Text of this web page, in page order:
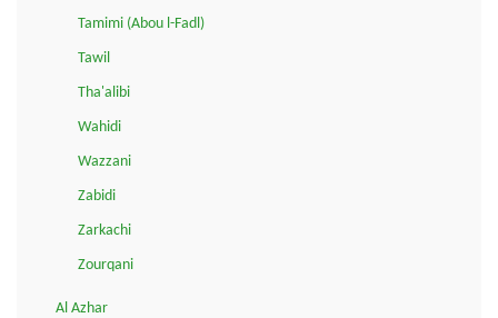
Tamimi (Abou l-Fadl)
Tawil
Tha'alibi
Wahidi
Wazzani
Zabidi
Zarkachi
Zourqani
Al Azhar